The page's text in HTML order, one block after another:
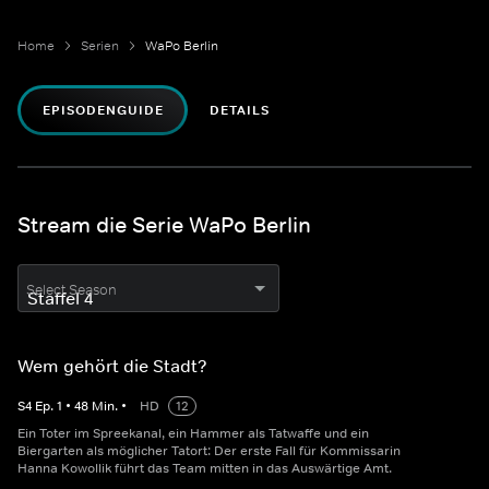
Home Serien WaPo Berlin
EPISODENGUIDE DETAILS
Stream die Serie WaPo Berlin
Select Season
Wem gehört die Stadt?
S4 Ep.1 • 48 Min. • HD
12
Ein Toter im Spreekanal, ein Hammer als Tatwaffe und ein
Biergarten als möglicher Tatort: Der erste Fall für Kommissarin
Hanna Kowollik führt das Team mitten in das Auswärtige Amt.